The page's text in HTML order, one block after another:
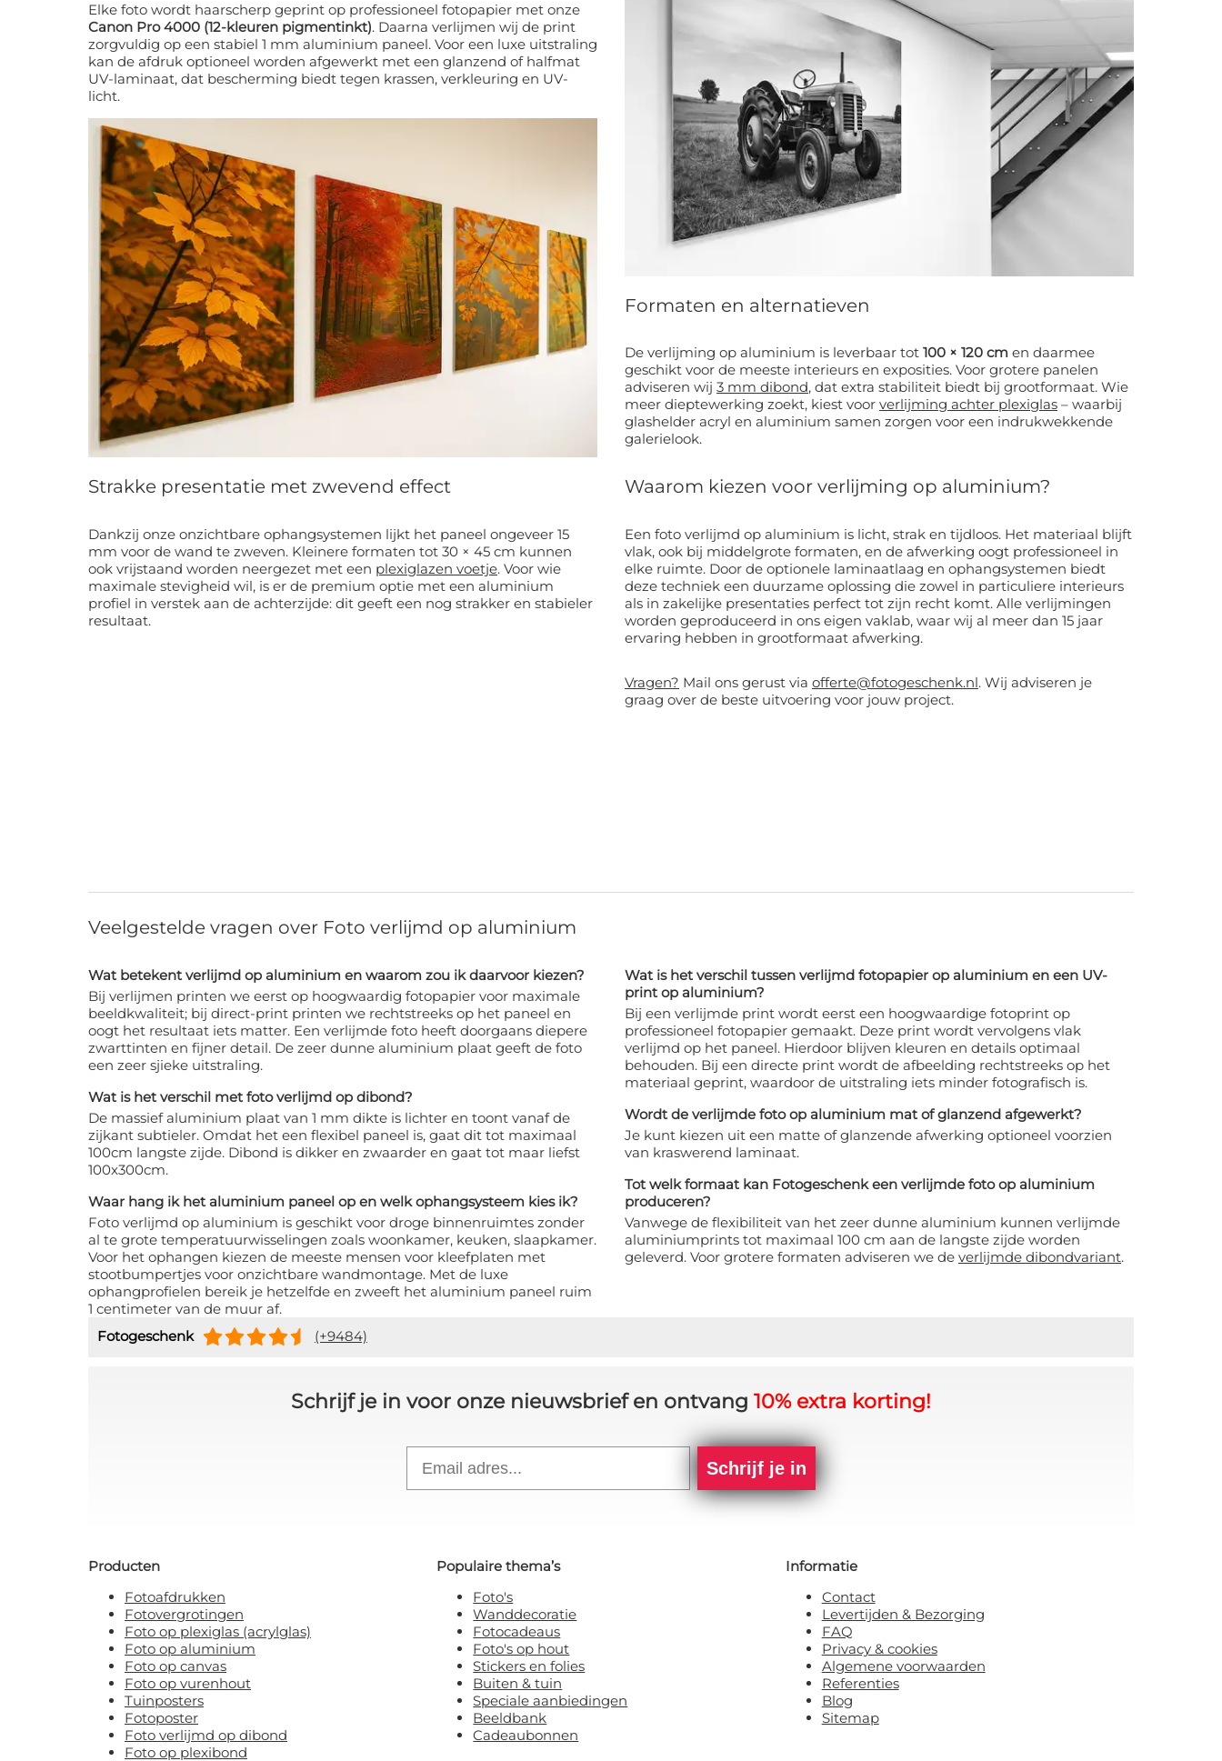
Elke foto wordt haarscherp geprint op professioneel fotopapier met onze
Canon Pro 4000 (12-kleuren pigmentinkt). Daarna verlijmen wij de print
zorgvuldig op een stabiel 1 mm aluminium paneel. Voor een luxe uitstraling
kan de afdruk optioneel worden afgewerkt met een glanzend of halfmat
UV-laminaat, dat bescherming biedt tegen krassen, verkleuring en UV-
licht.
Strakke presentatie met zwevend effect
Dankzij onze onzichtbare ophangsystemen lijkt het paneel ongeveer 15
mm voor de wand te zweven. Kleinere formaten tot 30 × 45 cm kunnen
ook vrijstaand worden neergezet met een plexiglazen voetje. Voor wie
maximale stevigheid wil, is er de premium optie met een aluminium
profiel in verstek aan de achterzijde: dit geeft een nog strakker en stabieler
resultaat.
Formaten en alternatieven
De verlijming op aluminium is leverbaar tot 100 × 120 cm en daarmee
geschikt voor de meeste interieurs en exposities. Voor grotere panelen
adviseren wij 3 mm dibond, dat extra stabiliteit biedt bij grootformaat. Wie
meer dieptewerking zoekt, kiest voor verlijming achter plexiglas – waarbij
glashelder acryl en aluminium samen zorgen voor een indrukwekkende
galerielook.
Waarom kiezen voor verlijming op aluminium?
Een foto verlijmd op aluminium is licht, strak en tijdloos. Het materiaal blijft
vlak, ook bij middelgrote formaten, en de afwerking oogt professioneel in
elke ruimte. Door de optionele laminaatlaag en ophangsystemen biedt
deze techniek een duurzame oplossing die zowel in particuliere interieurs
als in zakelijke presentaties perfect tot zijn recht komt. Alle verlijmingen
worden geproduceerd in ons eigen vaklab, waar wij al meer dan 15 jaar
ervaring hebben in grootformaat afwerking.
Vragen? Mail ons gerust via offerte@fotogeschenk.nl. Wij adviseren je
graag over de beste uitvoering voor jouw project.
Veelgestelde vragen over Foto verlijmd op aluminium
Wat betekent verlijmd op aluminium en waarom zou ik daarvoor kiezen?
Bij verlijmen printen we eerst op hoogwaardig fotopapier voor maximale
beeldkwaliteit; bij direct-print printen we rechtstreeks op het paneel en
oogt het resultaat iets matter. Een verlijmde foto heeft doorgaans diepere
zwarttinten en fijner detail. De zeer dunne aluminium plaat geeft de foto
een zeer sjieke uitstraling.
Wat is het verschil met foto verlijmd op dibond?
De massief aluminium plaat van 1 mm dikte is lichter en toont vanaf de
zijkant subtieler. Omdat het een flexibel paneel is, gaat dit tot maximaal
100cm langste zijde. Dibond is dikker en zwaarder en gaat tot maar liefst
100x300cm.
Waar hang ik het aluminium paneel op en welk ophangsysteem kies ik?
Foto verlijmd op aluminium is geschikt voor droge binnenruimtes zonder
al te grote temperatuurwisselingen zoals woonkamer, keuken, slaapkamer.
Voor het ophangen kiezen de meeste mensen voor kleefplaten met
stootbumpertjes voor onzichtbare wandmontage. Met de luxe
ophangprofielen bereik je hetzelfde en zweeft het aluminium paneel ruim
1 centimeter van de muur af.
Wat is het verschil tussen verlijmd fotopapier op aluminium en een UV-
print op aluminium?
Bij een verlijmde print wordt eerst een hoogwaardige fotoprint op
professioneel fotopapier gemaakt. Deze print wordt vervolgens vlak
verlijmd op het paneel. Hierdoor blijven kleuren en details optimaal
behouden. Bij een directe print wordt de afbeelding rechtstreeks op het
materiaal geprint, waardoor de uitstraling iets minder fotografisch is.
Wordt de verlijmde foto op aluminium mat of glanzend afgewerkt?
Je kunt kiezen uit een matte of glanzende afwerking optioneel voorzien
van kraswerend laminaat.
Tot welk formaat kan Fotogeschenk een verlijmde foto op aluminium
produceren?
Vanwege de flexibiliteit van het zeer dunne aluminium kunnen verlijmde
aluminiumprints tot maximaal 100 cm aan de langste zijde worden
geleverd. Voor grotere formaten adviseren we de verlijmde dibondvariant.
Fotogeschenk (+9484)
Schrijf je in voor onze nieuwsbrief en ontvang 10% extra korting!
Schrijf je in
Producten
Fotoafdrukken
Fotovergrotingen
Foto op plexiglas (acrylglas)
Foto op aluminium
Foto op canvas
Foto op vurenhout
Tuinposters
Fotoposter
Foto verlijmd op dibond
Foto op plexibond
Populaire thema’s
Foto's
Wanddecoratie
Fotocadeaus
Foto's op hout
Stickers en folies
Buiten & tuin
Speciale aanbiedingen
Beeldbank
Cadeaubonnen
Informatie
Contact
Levertijden & Bezorging
FAQ
Privacy & cookies
Algemene voorwaarden
Referenties
Blog
Sitemap